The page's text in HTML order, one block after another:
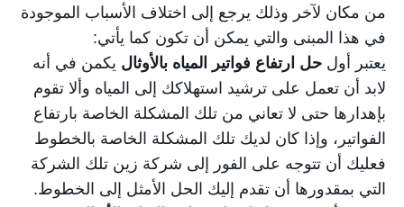
من مكان لآخر وذلك يرجع إلى اختلاف الأسباب الموجودة
في هذا المبنى والتي يمكن أن تكون كما يأتي:
يعتبر أول حل ارتفاع فواتير المياه بالأوثال يكمن في أنه
لابد أن تعمل على ترشيد استهلاكك إلى المياه وألا تقوم
بإهدارها حتى لا تعاني من تلك المشكلة الخاصة بارتفاع
الفواتير، وإذا كان لديك تلك المشكلة الخاصة بالخطوط
فعليك أن تتوجه على الفور إلى شركة زين تلك الشركة
التي بمقدورها أن تقدم إليك الحل الأمثل إلى الخطوط.